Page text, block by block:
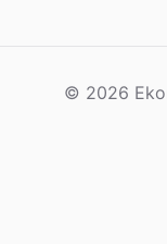
© 2026